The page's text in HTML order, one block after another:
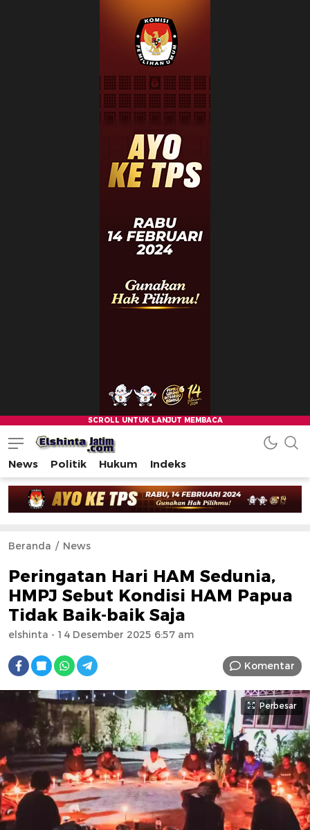
News Politik Hukum Indeks
Beranda News
Peringatan Hari HAM Sedunia,
HMPJ Sebut Kondisi HAM Papua
Tidak Baik-baik Saja
elshinta - 14 Desember 2025 6:57 am
Komentar
Perbesar